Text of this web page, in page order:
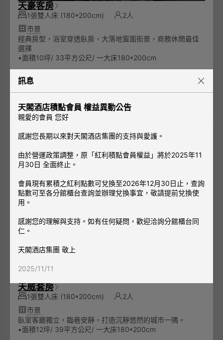
天豪客房
1張雙人床 (180*200cm)
2人
市景
經典房型，浴室穿透臥房，大落地窗面街景，商務休閒最佳
選擇
•面積10坪/ 33平方公尺/ 一大床180*200cm
◎同房型每房格局有所不同，照片僅供參考。
3,024 起
天威套房
1張雙人床 (180*200cm)
2人
市景
臥室客廳獨立，臨巷安靜，打造沉靜悠然的城市一隅。
•面積12坪/ 39平方公尺/ 一大床180*200cm
訊息
天閣酒店積點會員 權益異動公告
親愛的會員 您好
感謝您長期以來對天閣酒店集團的支持與愛護。
由於營運政策調整，原「紅利積點會員權益」將於2025年11
月30日 全面終止。
會員現有累積之紅利點數可兌換至2026年12月30日止，查詢
點數可至各分館櫃台查詢並辦理兌換事宜，敬請提前兌換使
用。
感謝您的理解與支持。如有任何疑問，歡迎洽詢分館櫃台同
仁。
天閣酒店集團 敬上
2025/11/11